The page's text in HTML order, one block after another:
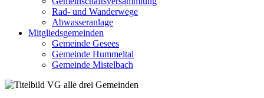
Rad- und Wanderwege
Abwasseranlage
Mitgliedsgemeinden
Gemeinde Gesees
Gemeinde Hummeltal
Gemeinde Mistelbach